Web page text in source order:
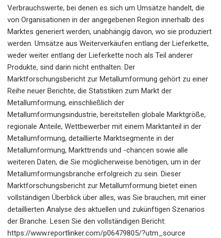
Verbrauchswerte, bei denen es sich um Umsätze handelt, die
von Organisationen in der angegebenen Region innerhalb des
Marktes generiert werden, unabhängig davon, wo sie produziert
werden. Umsätze aus Weiterverkäufen entlang der Lieferkette,
weder weiter entlang der Lieferkette noch als Teil anderer
Produkte, sind darin nicht enthalten. Der
Marktforschungsbericht zur Metallumformung gehört zu einer
Reihe neuer Berichte, die Statistiken zum Markt der
Metallumformung, einschließlich der
Metallumformungsindustrie, bereitstellen globale Marktgröße,
regionale Anteile, Wettbewerber mit einem Marktanteil in der
Metallumformung, detaillierte Marktsegmente in der
Metallumformung, Markttrends und -chancen sowie alle
weiteren Daten, die Sie möglicherweise benötigen, um in der
Metallumformungsbranche erfolgreich zu sein. Dieser
Marktforschungsbericht zur Metallumformung bietet einen
vollständigen Überblick über alles, was Sie brauchen, mit einer
detaillierten Analyse des aktuellen und zukünftigen Szenarios
der Branche. Lesen Sie den vollständigen Bericht:
https://www.reportlinker.com/p06479805/?utm_source